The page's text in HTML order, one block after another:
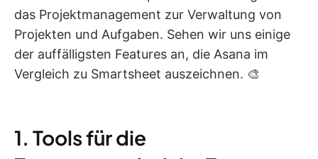
das Projektmanagement zur Verwaltung von
Projekten und Aufgaben. Sehen wir uns einige
der auffälligsten Features an, die Asana im
Vergleich zu Smartsheet auszeichnen. 🎨
1. Tools für die